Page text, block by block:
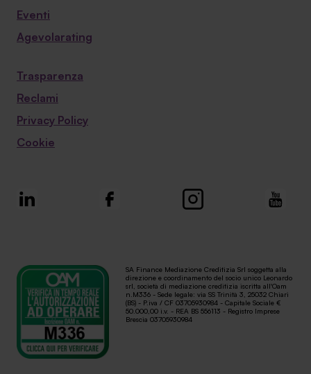
Eventi
Agevolarating
Trasparenza
Reclami
Privacy Policy
Cookie
SA Finance Mediazione Creditizia Srl soggetta alla
direzione e coordinamento del socio unico Leonardo
srl, società di mediazione creditizia iscritta all'Oam
n.M336 - Sede legale: via SS Trinità 3, 25032 Chiari
(BS) - P.iva / CF 03705930984 - Capitale Sociale €
50.000,00 i.v. - REA BS 556113 - Registro Imprese
Brescia 03705930984